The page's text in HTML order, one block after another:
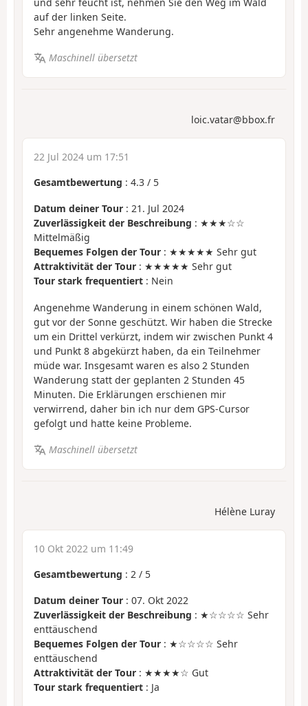
auf der linken Seite.
Sehr angenehme Wanderung.
Maschinell übersetzt
loic.vatar@bbox.fr
22 Jul 2024 um 17:51
Gesamtbewertung : 4.3 / 5
Datum deiner Tour : 21. Jul 2024
Zuverlässigkeit der Beschreibung : ★★★☆☆
Mittelmäßig
Bequemes Folgen der Tour : ★★★★★ Sehr gut
Attraktivität der Tour : ★★★★★ Sehr gut
Tour stark frequentiert : Nein
Angenehme Wanderung in einem schönen Wald,
gut vor der Sonne geschützt. Wir haben die Strecke
um ein Drittel verkürzt, indem wir zwischen Punkt 4
und Punkt 8 abgekürzt haben, da ein Teilnehmer
müde war. Insgesamt waren es also 2 Stunden
Wanderung statt der geplanten 2 Stunden 45
Minuten. Die Erklärungen erschienen mir
verwirrend, daher bin ich nur dem GPS-Cursor
gefolgt und hatte keine Probleme.
Maschinell übersetzt
Hélène Luray
10 Okt 2022 um 11:49
Gesamtbewertung : 2 / 5
Datum deiner Tour : 07. Okt 2022
Zuverlässigkeit der Beschreibung : ★☆☆☆☆ Sehr
enttäuschend
Bequemes Folgen der Tour : ★☆☆☆☆ Sehr
enttäuschend
Attraktivität der Tour : ★★★★☆ Gut
Tour stark frequentiert : Ja